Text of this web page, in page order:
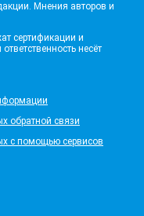
Мнения авторов и
сертификации и
несёт
обратной связи
с помощью сервисов